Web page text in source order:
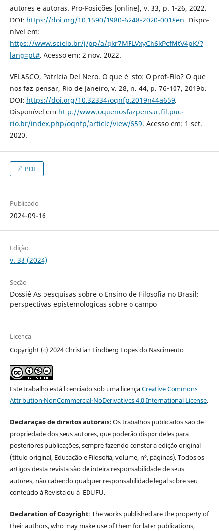
autores e autoras. Pro-Posições [online], v. 33, p. 1-26, 2022.
DOI: https://doi.org/10.1590/1980-6248-2020-0018en. Dispo-
nível em:
https://www.scielo.br/j/pp/a/qkr7MFLVxyCh6kPcfMtV4pK/?
lang=pt#. Acesso em: 2 nov. 2022.
VELASCO, Patrícia Del Nero. O que é isto: O prof-Filo? O que
nos faz pensar, Rio de Janeiro, v. 28, n. 44, p. 76-107, 2019b.
DOI: https://doi.org/10.32334/oqnfp.2019n44a659.
Disponível em http://www.oquenosfazpensar.fil.puc-
rio.br/index.php/oqnfp/article/view/659. Acesso em: 1 set.
2020.
PDF
Publicado
2024-09-16
Edição
v. 38 (2024)
Seção
Dossiê As pesquisas sobre o Ensino de Filosofia no Brasil:
perspectivas epistemológicas sobre o campo
Licença
Copyright (c) 2024 Christian Lindberg Lopes do Nascimento
Este trabalho está licenciado sob uma licençaCreative Commons
Attribution-NonCommercial-NoDerivatives 4.0 International License.
Declaração de direitos autorais:Os trabalhos publicados são de
propriedade dos seus autores, que poderão dispor deles para
posteriores publicações, sempre fazendo constar a edição original
(título original, Educação e Filosofia, volume, nº, páginas). Todos os
artigos desta revista são de inteira responsabilidade de seus
autores, não cabendo qualquer responsabilidade legal sobre seu
conteúdo à Revista ou à EDUFU.
Declaration of Copyright: The works published are the property of
their authors, who may make use of them for later publications,